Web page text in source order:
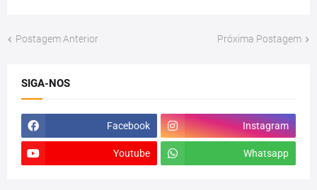
Postagem Anterior Próxima Postagem
SIGA-NOS
Facebook Instagram
Youtube Whatsapp